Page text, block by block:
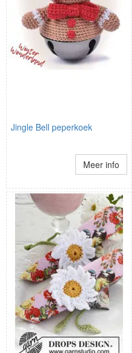
Jingle Bell peperkoek
Meer info